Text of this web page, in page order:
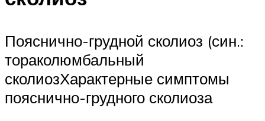
Пояснично-грудной сколиоз (син.:
тораколюмбальный
сколиозХарактерные симптомы
пояснично-грудного сколиоза